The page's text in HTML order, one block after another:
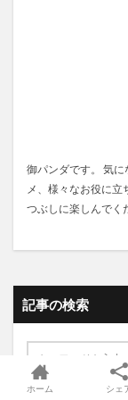
御パンダです。 気
メ、様々なお役に
つぶしに楽しんでく
記事の検索
PCR
ホーム シェ